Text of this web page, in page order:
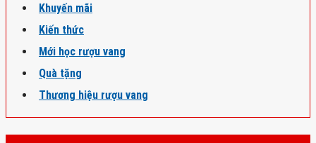
Khuyến mãi
Kiến thức
Mới học rượu vang
Quà tặng
Thương hiệu rượu vang